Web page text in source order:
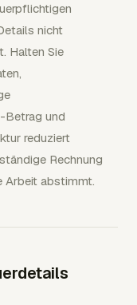
nicht
Halten Sie
Betrag und
reduziert
Rechnung
Arbeit abstimmt.